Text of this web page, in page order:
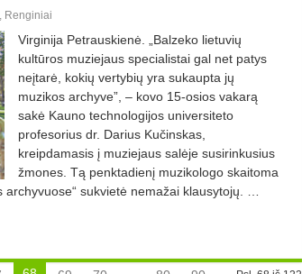
Renginiai
Virginija Petrauskienė. „Balzeko lietuvių
kultūros muziejaus specialistai gal net patys
neįtarė, kokių vertybių yra sukaupta jų
muzikos archyve”, – kovo 15-osios vakarą
sakė Kauno technologijos universiteto
profesorius dr. Darius Kučinskas,
kreipdamasis į muziejaus salėje susirinkusius
žmones. Tą penktadienį muzikologo skaitoma
sukvietė nemažai klausytojų. …